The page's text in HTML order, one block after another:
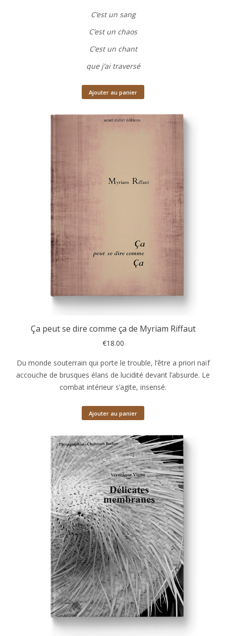
C’est un sang
C’est un chaos
C’est un chant
que j’ai traversé
Ajouter au panier
Ça peut se dire comme ça de Myriam Riffaut
€18.00
Du monde souterrain qui porte le trouble, l’être a priori naïf
accouche de brusques élans de lucidité devant l’absurde. Le
combat intérieur s’agite, insensé.
Ajouter au panier